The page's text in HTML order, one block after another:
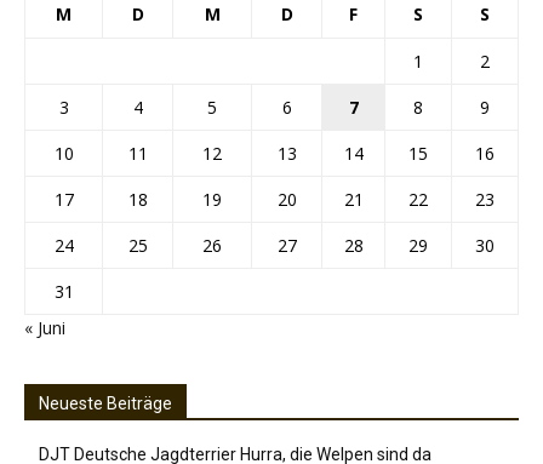
M D M D F S S
1
2
3
4 5 6 7 8
9
10
11 12 13 14 15
16
17
18 19 20 21 22
23
24
25 26 27 28 29
30
31
« Juni
Neueste Beiträge
DJT Deutsche Jagdterrier Hurra, die Welpen sind da